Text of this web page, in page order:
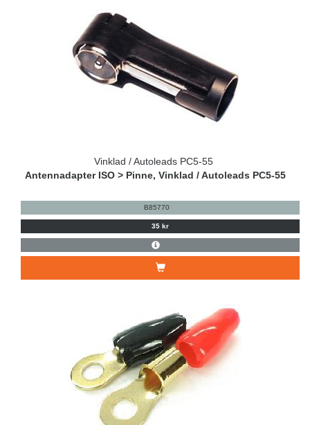
Vinklad / Autoleads PC5-55
Antennadapter ISO > Pinne, Vinklad / Autoleads PC5-55
B85770
35 kr